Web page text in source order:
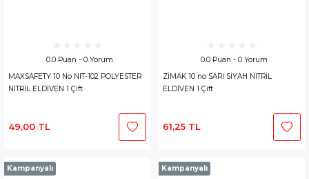
0.0 Puan - 0 Yorum
MAXSAFETY 10 No NIT-102 POLYESTER
NİTRİL ELDİVEN 1 Çift
49,00 TL
0.0 Puan - 0 Yorum
ZİMAK 10 no SARI SİYAH NİTRİL
ELDİVEN 1 Çift
61,25 TL
Kampanyalı Kampanyalı